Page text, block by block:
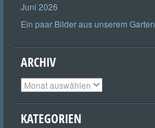
Juni 2026
Ein paar Bilder aus unserem Garten
ARCHIV
Archiv
KATEGORIEN